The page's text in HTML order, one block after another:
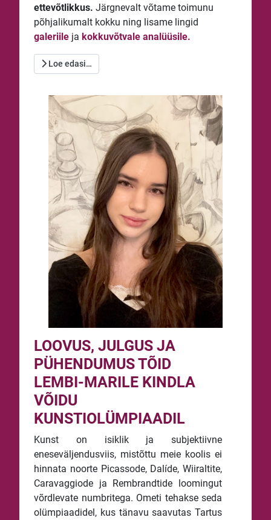
ettevõtlikkus. Järgnevalt võtame toimunu
põhjalikumalt kokku ning lisame lingid
galeriile ja kokkuvõtvale analüüsile.
Loe edasi…
LOOVUS, JULGUS JA
PÜHENDUMUS TÕID
LEMBI-MARILE KINDLA
VÕIDU
KUNSTIOLÜMPIAADIL
Kunst on isiklik ja subjektiivne
eneseväljendusviis, mistõttu meie koolis ei
hinnata noorte Picassode, Dalíde, Wiiraltite,
Caravaggiode ja Rembrandtide loomingut
võrdlevate numbritega. Ometi tehakse seda
olümpiaadidel, kus tänavu saavutas Tartus